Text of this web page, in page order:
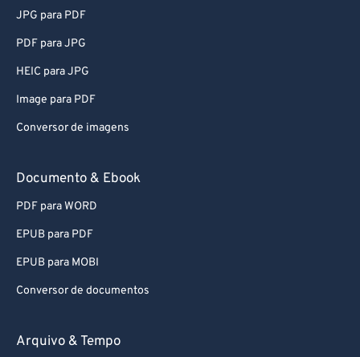
JPG para PDF
PDF para JPG
HEIC para JPG
Image para PDF
Conversor de imagens
Documento & Ebook
PDF para WORD
EPUB para PDF
EPUB para MOBI
Conversor de documentos
Arquivo & Tempo